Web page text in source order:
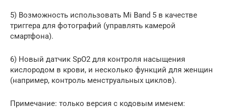
5) Возможность использовать Mi Band 5 в качестве
триггера для фотографий (управлять камерой
смартфона).
6) Новый датчик SpO2 для контроля насыщения
кислородом в крови, и несколько функций для женщин
(например, контроль менструальных циклов).
Примечание: только версия с кодовым именем: